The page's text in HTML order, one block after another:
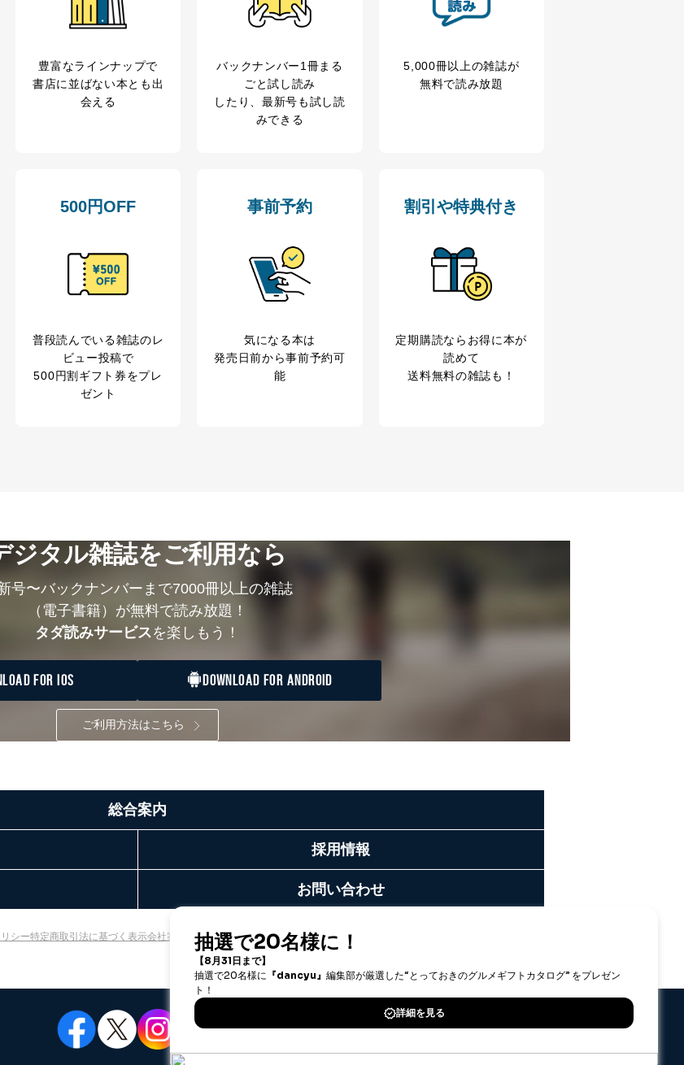
豊富なラインナップで
書店に並ばない本とも出
会える
バックナンバー1冊まる
ごと試し読み
したり、最新号も試し読
みできる
5,000冊以上の雑誌が
無料で読み放題
500円OFF
普段読んでいる雑誌のレ
ビュー投稿で
500円割ギフト券をプレ
ゼント
事前予約
気になる本は
発売日前から事前予約可
能
割引や特典付き
定期購読なら お得に本が
読めて
送料無料の雑誌も！
ジタル雑誌をご利用なら
号〜バックナンバーまで7000冊以上の雑誌
（電子書籍）が無料で読み放題！
タダ読みサービスを楽しもう！
FOR IOS DOWNLOAD FOR ANDROID
ご利用方法はこちら
総合案内
採用情報
お問い合わせ
シー特定商取引法に基づく表示会社案内 出版社の皆様へ投資家の皆様へサイトマップ